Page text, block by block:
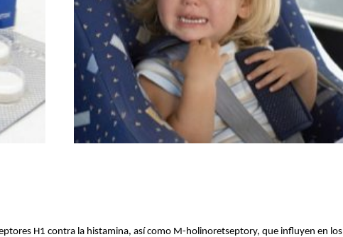
H1 contra la histamina, así como M-holinoretseptory, que influyen en los